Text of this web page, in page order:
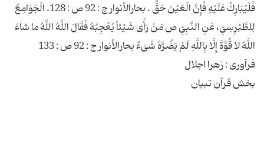
فَلْیُبَارِكْ عَلَیْهِ فَإِنَّ الْعَیْنَ حَقٌّ . بحارالأنوار ج : 92 ص : 128. الْجَوَامِعُ
لِلطَّبْرِسِیِّ، عَنِ النَّبِیِّ ص مَنْ رَأَى شَیْئاً یُعْجِبُهُ فَقَالَ اللَّهُ اللَّهُ ما شاءَ